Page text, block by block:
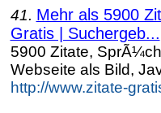
41. Mehr als 5900
Gratis | Suchergeb...
5900 Zitate,
Webseite als Bild,
http://www.zitate-